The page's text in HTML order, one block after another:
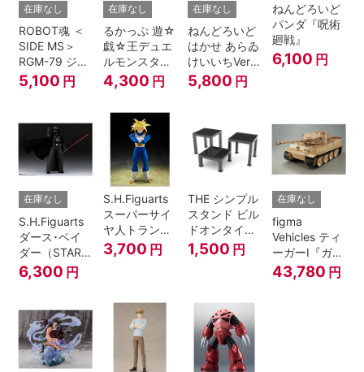
在庫なし
ROBOT魂 ＜
SIDE MS＞
RGM-79 ジム
ver.
A.N.I.M.E.
5,100 円
在庫なし
るかっぷ 遊☆
戯☆王デュエ
ルモンスター
ズ ブラック・
マジシャン・
4,300 円
在庫なし
ねんどろいど
はかせ あらゐ
けいいちVer.
『日常』
5,800 円
ねんどろいど
パンダ『呪術
廻戦』
6,100 円
在庫なし
S.H.Figuarts
ダース･ベイ
ダー（STAR
WARS: Return
of the Jedi）
6,300 円
S.H.Figuarts
スーパーサイ
ヤ人トランク
ス-その身に秘
めしスーパー
Z』
3,700 円
THE シンプル
スタンド ビル
ドオンタイプ
(ブラック)
1,500 円
在庫なし
figma
Vehicles ティ
ーガーI『ガー
ルズ&パンツ
ァー』
43,780 円